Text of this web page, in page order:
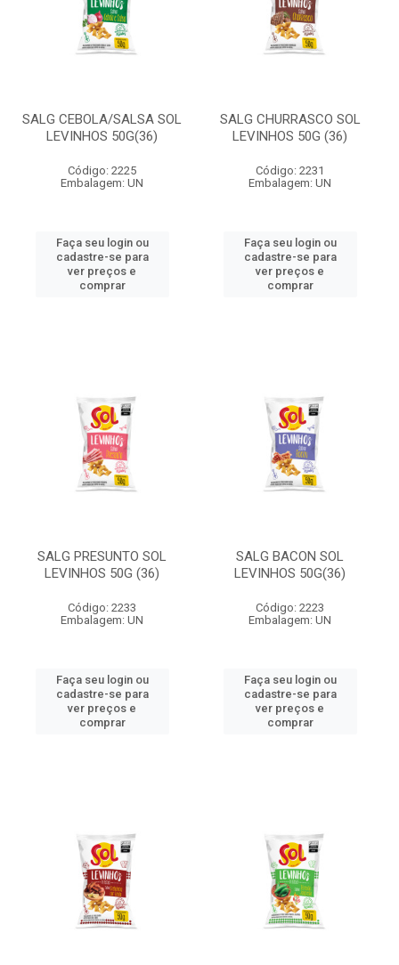
SALG CEBOLA/SALSA SOL
LEVINHOS 50G(36)
Código: 2225
Embalagem: UN
Faça seu login ou
cadastre-se para
ver preços e
comprar
SALG CHURRASCO SOL
LEVINHOS 50G (36)
Código: 2231
Embalagem: UN
Faça seu login ou
cadastre-se para
ver preços e
comprar
SALG PRESUNTO SOL
LEVINHOS 50G (36)
Código: 2233
Embalagem: UN
Faça seu login ou
cadastre-se para
ver preços e
comprar
SALG BACON SOL
LEVINHOS 50G(36)
Código: 2223
Embalagem: UN
Faça seu login ou
cadastre-se para
ver preços e
comprar